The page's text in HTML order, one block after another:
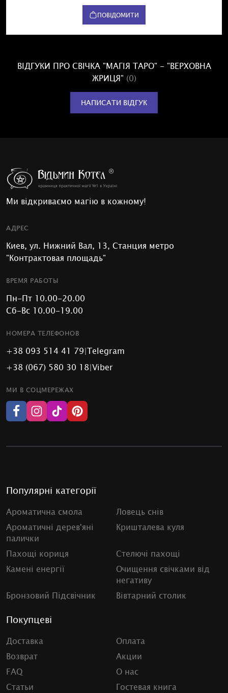
ПОВІДОМИТИ
ВІДГУКИ ПРО СВІЧКА "МАГІЯ ТАРО" - "ВЕРХОВНА
ЖРИЦЯ" (0)
НАПИСАТИ ВІДГУК
Ми відкриваємо магію в кожному!
АДРЕС
Киев, ул. Нижний Вал, 13, Станция метро
"Контрактовая площадь"
ВРЕМЯ РАБОТЫ
Пн-Пт 10.00-20.00
Сб-Вс 10.00-19.00
НОМЕРА ТЕЛЕФОНОВ
+38 093 514 41 79|Telegram
+38 (067) 580 30 18|Viber
МИ В СОЦМЕРЕЖАХ
Популярні категорії
Ароматична смола
Ловець снів
Ароматичні дерев'яні
палички
Кришталева куля
Пахощі кориця
Стелючі пахощі
Камені енергії
Очищення свічками від
негативу
Бронзовий Підсвічник
Вівтарний столик
Покупцеві
Доставка
Оплата
Возврат
Акции
FAQ
О нас
Статьи
Гостевая книга